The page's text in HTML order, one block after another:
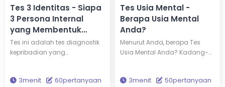
Anda lebih berwarna.
Tes 3 Identitas - Siapa
3 Persona Internal
yang Membentuk
Kepribadian Anda?
Tes ini adalah tes diagnostik
kepribadian yang
Anda melalui tiga persona.
3menit 60pertanyaan
Tes Usia Mental -
Berapa Usia Mental
Anda?
Menurut Anda, berapa Tes
Usia Mental Anda? Kadang-
jadi kita lebih dewasa atau
3menit 50pertanyaan